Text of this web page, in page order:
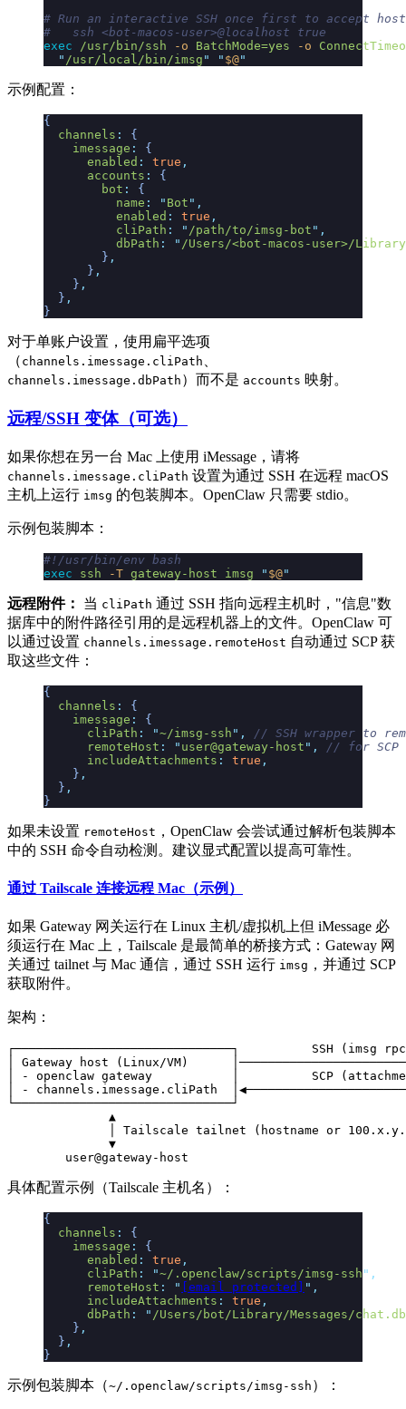
# Run an interactive SSH once first to accept
#   ssh <bot-macos-user>@localhost true
exec /usr/bin/ssh -o BatchMode=yes -o
  "
/usr/local/bin/imsg " " $@"
示例配置：
{
  channels
:
{
    imessage
:
{
      enabled
: true ,
      accounts
:
{
        bot
:
{
          name
: " Bot " ,
          enabled
: true ,
          cliPath
: " /path/to/imsg-bot " ,
          dbPath
: " /Users/<bot-macos-user>/
        }
,
      }
,
    }
,
  }
,
}
对于单账户设置，使用扁平选项
（ channels.imessage.cliPath
channels.imessage.dbPath ）而不是 accounts 映射。
远程/SSH 变体（可选）
如果你想在另一台 Mac 上使用 iMessage，请将
channels.imessage.cliPath 设置为通过 SSH 在远程 macOS
主机上运行 imsg 的包装脚本。OpenClaw 只需要 stdio。
示例包装脚本：
#!/usr/bin/env bash
exec ssh -T gateway-host imsg " $@"
远程附件： 当 cliPath 通过 SSH 指向远程主机时，"信息"数
据库中的附件路径引用的是远程机器上的文件。OpenClaw 可
以通过设置 channels.imessage.remoteHost 自动通过 SCP 获
取这些文件：
{
  channels
:
{
    imessage
:
{
      cliPath
: "~/imsg-ssh " ,
// SSH wrapper to
      remoteHost
: " user@gateway-host " ,
// for
      includeAttachments
: true ,
    }
,
  }
,
}
如果未设置 remoteHost ，OpenClaw 会尝试通过解析包装脚本
中的 SSH 命令自动检测。建议显式配置以提高可靠性。
通过 Tailscale 连接远程 Mac（示例）
如果 Gateway 网关运行在 Linux 主机/虚拟机上但 iMessage 必
须运行在 Mac 上，Tailscale 是最简单的桥接方式：Gateway 网
关通过 tailnet 与 Mac 通信，通过 SSH 运行 imsg ，并通过 SCP
获取附件。
架构：
┌──────────────────────────────┐          SSH (imsg
│ Gateway host (Linux/VM)
│ - openclaw gateway           │          SCP
│ - channels.imessage.cliPath
└──────────────────────────────┘
              ▲
│ Tailscale tailnet (hostname or
              ▼
具体配置示例（Tailscale 主机名）：
{
  channels
:
{
    imessage
:
{
      enabled
: true ,
      cliPath
: "~/.openclaw/scripts/imsg-ssh " ,
      remoteHost
: " [email protected] " ,
      includeAttachments
: true ,
      dbPath
: " /Users/bot/Library/Messages/chat.db
    }
,
  }
,
}
示例包装脚本（~/.openclaw/scripts/imsg-ssh ）：